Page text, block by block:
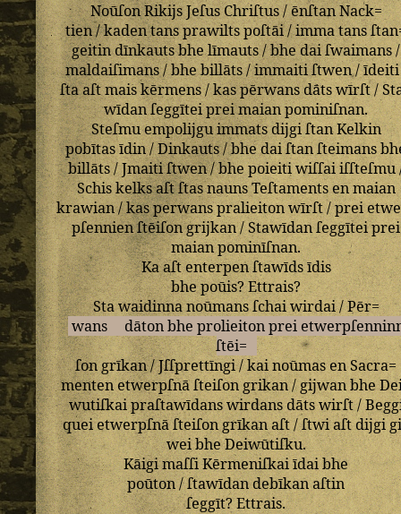
NoūſonRikijsJeſusChriſtus/ēnſtanNack=
tien/kadentansprawilts poſtāi/imma tans
geitindīnkautsbhe līmauts/bhe daiſwaimans/
maldaiſimans/bhebillāts/immaitiſtwen/īdeiti
ſtaaſtmais kērmens/kaspērwans dāts wīrſt/
wīdanſeggītei prei maian pominiſnan.
Steſmuempolijguimmats dijgiſtanKelkin
pobītasīdin/Dinkauts/bhedai ſtan ſteimans
billāts/Jmaitiſtwen/bhe poieiti wiſſaiiſſteſmu
SchiskelksaſtſtasnaunsTeſtamentsenmaian
krawian/kasperwanspralieitonwīrſt/prei
pſennienſtēiſon grijkan/Stawīdanſeggīteiprei
maianpominīſnan.
Kaaſtenterpenſtawīdsīdis
bhepoūis?Ettrais?
Stawaidinnanoūmansſchaiwirdai/Pēr=
wans
dāton bhe prolieiton prei
ſtēi=
ſon grīkan/Jſſprettīngi/kainoūmas en Sacra=
menten etwerpſnā ſteiſon grikan/gijwanbhe
wutiſkaipraſtawīdanswirdans dātswirſt/
queietwerpſnāſteiſongrīkanaſt/ſtwiaſtdijgi
weibheDeiwūtiſku.
KāigimaſſiKērmeniſkaiīdaibhe
poūton/ſtawīdandebīkanaſtin
ſeggīt?Ettrais.